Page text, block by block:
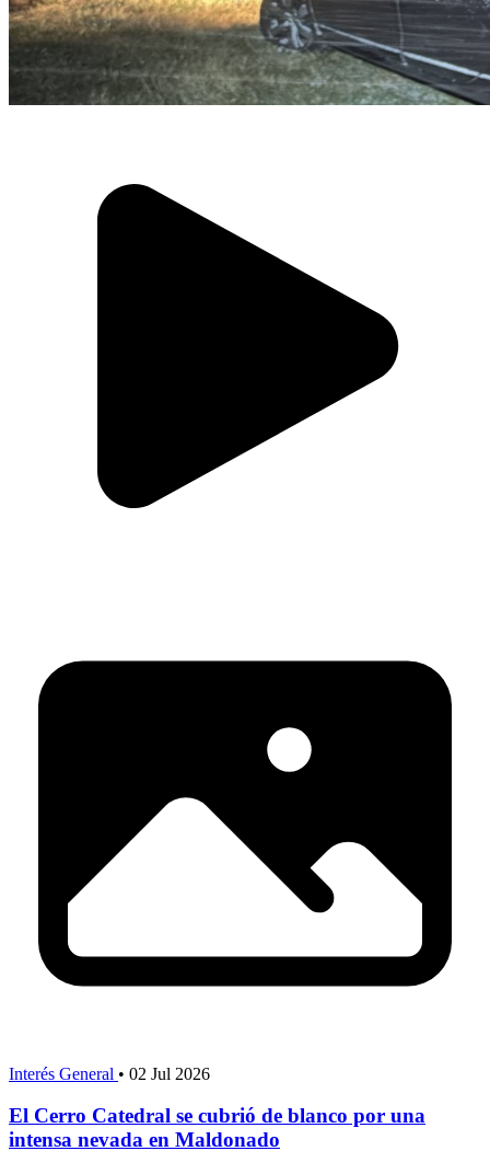
Interés General • 02 Jul 2026
El Cerro Catedral se cubrió de blanco por una
intensa nevada en Maldonado